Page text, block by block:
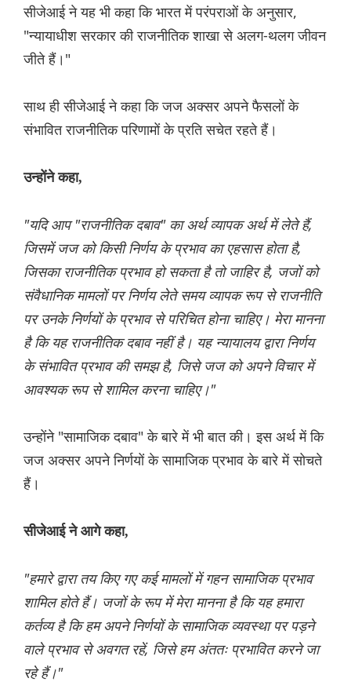
सीजेआई ने यह भी कहा कि भारत में परंपराओं के अनुसार,
"न्यायाधीश सरकार की राजनीतिक शाखा से अलग-थलग जीवन
जीते हैं।"
साथ ही सीजेआई ने कहा कि जज अक्सर अपने फैसलों के
संभावित राजनीतिक परिणामों के प्रति सचेत रहते हैं।
उन्होंने कहा,
"यदि आप "राजनीतिक दबाव" का अर्थ व्यापक अर्थ में लेते हैं,
जिसमें जज को किसी निर्णय के प्रभाव का एहसास होता है,
जिसका राजनीतिक प्रभाव हो सकता है तो जाहिर है, जजों को
संवैधानिक मामलों पर निर्णय लेते समय व्यापक रूप से राजनीति
पर उनके निर्णयों के प्रभाव से परिचित होना चाहिए। मेरा मानना ​​
है कि यह राजनीतिक दबाव नहीं है। यह न्यायालय द्वारा निर्णय
के संभावित प्रभाव की समझ है, जिसे जज को अपने विचार में
आवश्यक रूप से शामिल करना चाहिए।"
उन्होंने "सामाजिक दबाव" के बारे में भी बात की। इस अर्थ में कि
जज अक्सर अपने निर्णयों के सामाजिक प्रभाव के बारे में सोचते
हैं।
सीजेआई ने आगे कहा,
"हमारे द्वारा तय किए गए कई मामलों में गहन सामाजिक प्रभाव
शामिल होते हैं। जजों के रूप में मेरा मानना ​​है कि यह हमारा
कर्तव्य है कि हम अपने निर्णयों के सामाजिक व्यवस्था पर पड़ने
वाले प्रभाव से अवगत रहें, जिसे हम अंततः प्रभावित करने जा
रहे हैं।"